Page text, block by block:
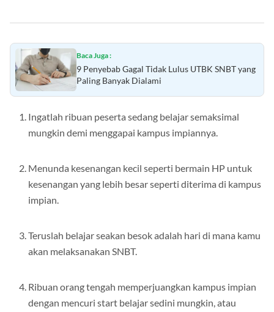
Baca Juga :
9 Penyebab Gagal Tidak Lulus UTBK SNBT yang
Paling Banyak Dialami
Ingatlah ribuan peserta sedang belajar semaksimal
mungkin demi menggapai kampus impiannya.
Menunda kesenangan kecil seperti bermain HP untuk
kesenangan yang lebih besar seperti diterima di kampus
impian.
Teruslah belajar seakan besok adalah hari di mana kamu
akan melaksanakan SNBT.
Ribuan orang tengah memperjuangkan kampus impian
dengan mencuri start belajar sedini mungkin, atau